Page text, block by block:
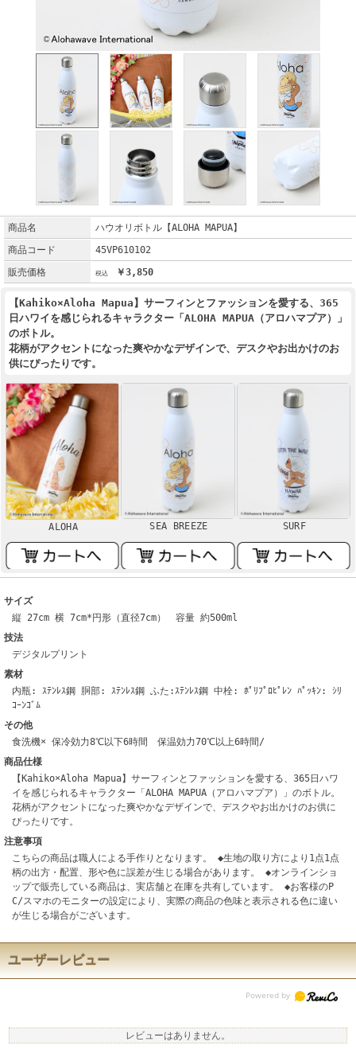
商品名
ハウオリボトル【ALOHA MAPUA】
商品コード
45VP610102
販売価格
￥3,850
【Kahiko×Aloha Mapua】サーフィンとファッションを愛する、365
日ハワイを感じられるキャラクター「ALOHA MAPUA（アロハマプア）」
のボトル。
花柄がアクセントになった爽やかなデザインで、デスクやお出かけのお
供にぴったりです。
ALOHA SEA BREEZE SURF
サイズ
縦 27cm 横 7cm*円形（直径7cm） 容量 約500ml
技法
デジタルプリント
素材
内瓶: ｽﾃﾝﾚｽ鋼 胴部: ｽﾃﾝﾚｽ鋼 ふた:ｽﾃﾝﾚｽ鋼 中栓: ﾎﾟﾘﾌﾟﾛﾋﾟﾚﾝ ﾊﾟｯｷﾝ: ｼﾘ
ｺｰﾝｺﾞﾑ
その他
食洗機× 保冷効力8℃以下6時間 保温効力70℃以上6時間/
商品仕様
【Kahiko×Aloha Mapua】サーフィンとファッションを愛する、365日ハワ
イを感じられるキャラクター「ALOHA MAPUA（アロハマプア）」のボトル。
花柄がアクセントになった爽やかなデザインで、デスクやお出かけのお供に
ぴったりです。
注意事項
こちらの商品は職人による手作りとなります。 ◆生地の取り方により1点1点
柄の出方・配置、形や色に誤差が生じる場合があります。 ◆オンラインショ
ップで販売している商品は、実店舗と在庫を共有しています。 ◆お客様のP
C/スマホのモニターの設定により、実際の商品の色味と表示される色に違い
が生じる場合がございます。
ユーザーレビュー
レビューはありません。